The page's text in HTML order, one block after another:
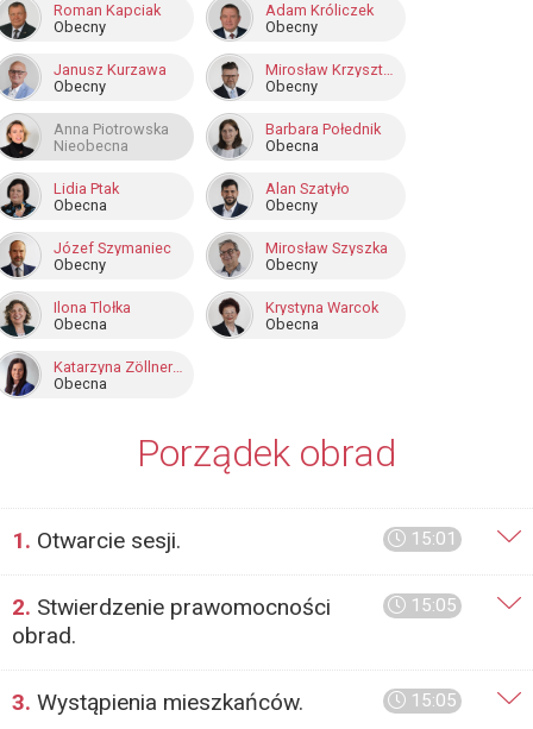
Roman Kapciak
Obecny
Adam Króliczek
Obecny
Janusz Kurzawa
Obecny
Mirosław Krzysztof Nowak
Obecny
Anna Piotrowska
Nieobecna
Barbara Połednik
Obecna
Lidia Ptak
Obecna
Alan Szatyło
Obecny
Józef Szymaniec
Obecny
Mirosław Szyszka
Obecny
Ilona Tlołka
Obecna
Krystyna Warcok
Obecna
Katarzyna Zöllner-Solowska
Obecna
Porządek obrad
15:01
1. Otwarcie sesji.
15:05
2. Stwierdzenie prawomocności
obrad.
15:05
3. Wystąpienia mieszkańców.